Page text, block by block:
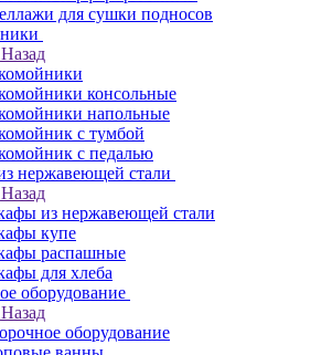
для сушки подносов
Назад
консольные
напольные
с тумбой
с педалью
нержавеющей стали
Назад
из нержавеющей стали
купе
распашные
для хлеба
оборудование
Назад
оборудование